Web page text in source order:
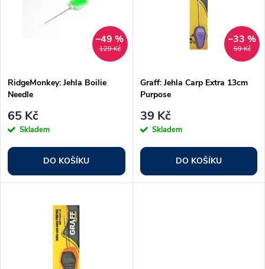
p
r
o
d
s
p
r
o
129 Kč
–49 %
RidgeMonkey: Jehla Boilie
Needle
65 Kč
Skladem
DO KOŠÍKU
59 Kč
–33 %
Graff: Jehla Carp Extra 13cm
Purpose
39 Kč
Skladem
DO KOŠÍKU